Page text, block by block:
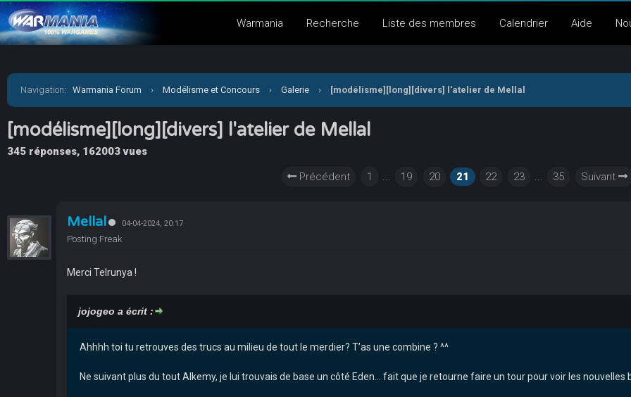
Warmania Recherche Liste des membres Calendrier Aide
Navigation: Warmania Forum › Modélisme et Concours › Galerie › [modélisme][long][divers] l'atelier de Mellal
[modélisme][long][divers] l'atelier de Mellal
345 réponses, 162003 vues
Précédent
1 ... 19 20 21 22 23 ... 35 Suivant
Mellal 04-04-2024, 20:17
Posting Freak
Merci Telrunya !
jojogeo a écrit :
Ahhhh toi tu retrouves des trucs au milieu de tout le merdier? T’as une combine ? ^^
Ne suivant plus du tout Alkemy, je lui trouvais de base un côté Eden… fait que je retourne faire un tour pour voir les nouvelles